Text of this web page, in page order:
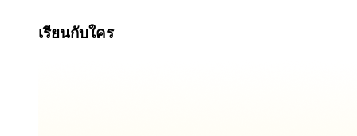
เรียนกับใคร